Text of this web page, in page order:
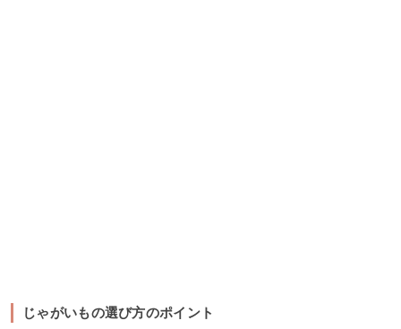
じゃがいもの選び方のポイント